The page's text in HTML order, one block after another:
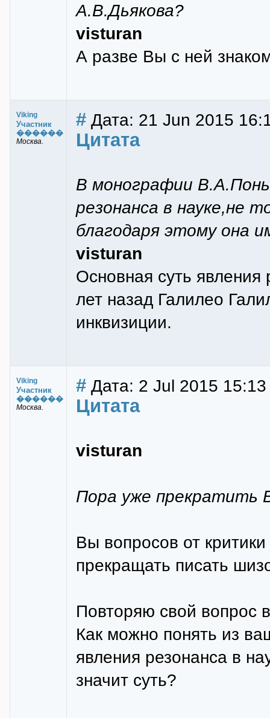
А.В.Дьякова?
visturan
А разве Вы с ней
Viking
Участник
������
Москва.
# Дата: 21 Jun 2015
Цитата
В монографии
резонанса в науке,не
благодаря этому она
visturan
Основная суть
лет назад Галилео
инквизиции.
Viking
Участник
������
Москва.
# Дата: 2 Jul 2015
Цитата
visturan
Пора уже прекратить
Вы вопросов от
прекращать писать
Повторяю свой вопрос
Как можно понять из
явления резонанса в
значит суть?